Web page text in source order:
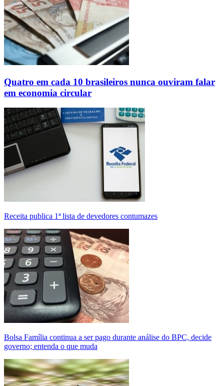
Quatro em cada 10 brasileiros nunca ouviram falar
em economia circular
Receita publica 1ª lista de devedores contumazes
Bolsa Família continua a ser pago durante análise do BPC, decide
governo; entenda o que muda